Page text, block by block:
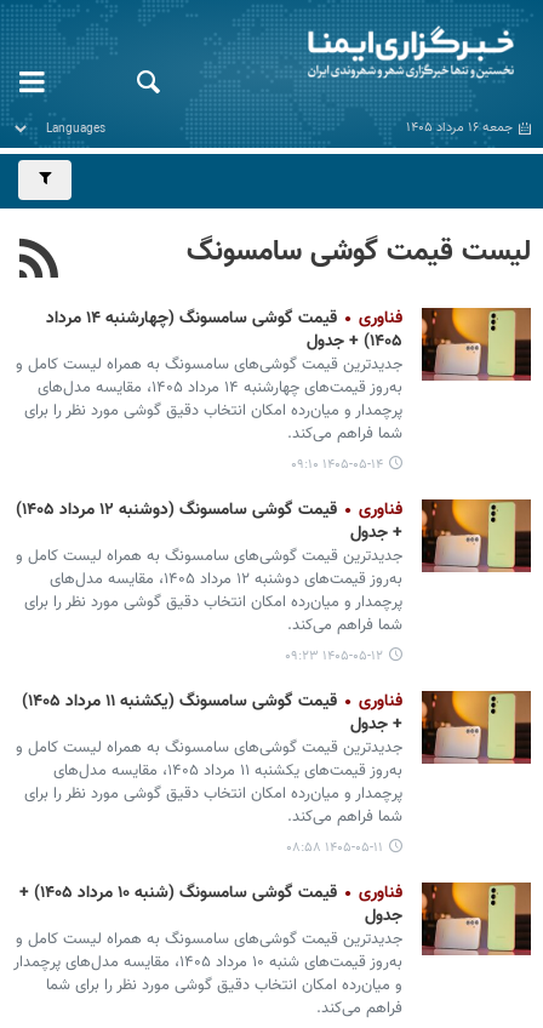
جمعه ۱۶ مرداد ۱۴۰۵
لیست قیمت گوشی سامسونگ
فناوری
قیمت گوشی سامسونگ (چهارشنبه ۱۴ مرداد
۱۴۰۵) + جدول
جدیدترین قیمت گوشی‌های سامسونگ به همراه لیست کامل و
به‌روز قیمت‌های چهارشنبه ۱۴ مرداد ۱۴۰۵، مقایسه مدل‌های
پرچمدار و میان‌رده امکان انتخاب دقیق گوشی مورد نظر را برای
شما فراهم می‌کند.
۱۴۰۵-۰۵-۱۴ ۰۹:۱۰
فناوری
قیمت گوشی سامسونگ (دوشنبه ۱۲ مرداد ۱۴۰۵)
+ جدول
جدیدترین قیمت گوشی‌های سامسونگ به همراه لیست کامل و
به‌روز قیمت‌های دوشنبه ۱۲ مرداد ۱۴۰۵، مقایسه مدل‌های
پرچمدار و میان‌رده امکان انتخاب دقیق گوشی مورد نظر را برای
شما فراهم می‌کند.
۱۴۰۵-۰۵-۱۲ ۰۹:۲۳
فناوری
قیمت گوشی سامسونگ (یکشنبه ۱۱ مرداد ۱۴۰۵)
+ جدول
جدیدترین قیمت گوشی‌های سامسونگ به همراه لیست کامل و
به‌روز قیمت‌های یکشنبه ۱۱ مرداد ۱۴۰۵، مقایسه مدل‌های
پرچمدار و میان‌رده امکان انتخاب دقیق گوشی مورد نظر را برای
شما فراهم می‌کند.
۱۴۰۵-۰۵-۱۱ ۰۸:۵۸
فناوری
قیمت گوشی سامسونگ (شنبه ۱۰ مرداد ۱۴۰۵) +
جدول
جدیدترین قیمت گوشی‌های سامسونگ به همراه لیست کامل و
به‌روز قیمت‌های شنبه ۱۰ مرداد ۱۴۰۵، مقایسه مدل‌های پرچمدار
و میان‌رده امکان انتخاب دقیق گوشی مورد نظر را برای شما
فراهم می‌کند.